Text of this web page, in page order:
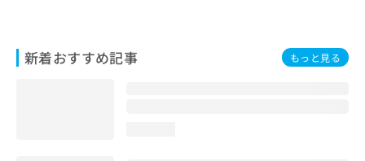
新着おすすめ記事 もっと見る
合